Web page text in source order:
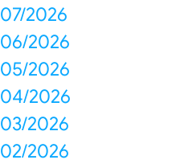
07/2026
06/2026
05/2026
04/2026
03/2026
02/2026